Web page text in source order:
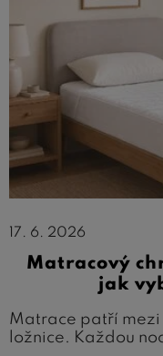
17. 6. 2026
Matracový
jak
Matrace patří
ložnice. Každou